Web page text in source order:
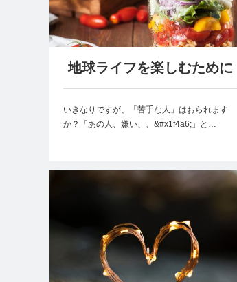
地球ライフを楽しむために
いきなりですが、「苦手な人」はおられます
か？「あの人、嫌い、、&#x1f4a6;」と…